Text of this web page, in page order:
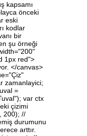
kapsamı
önceki
eski
kodlar
bir
şu örneği
1px red">
</canvas>
zamanlayici;
=
var ctx
çizimi
200); //
durumunu
arttır.